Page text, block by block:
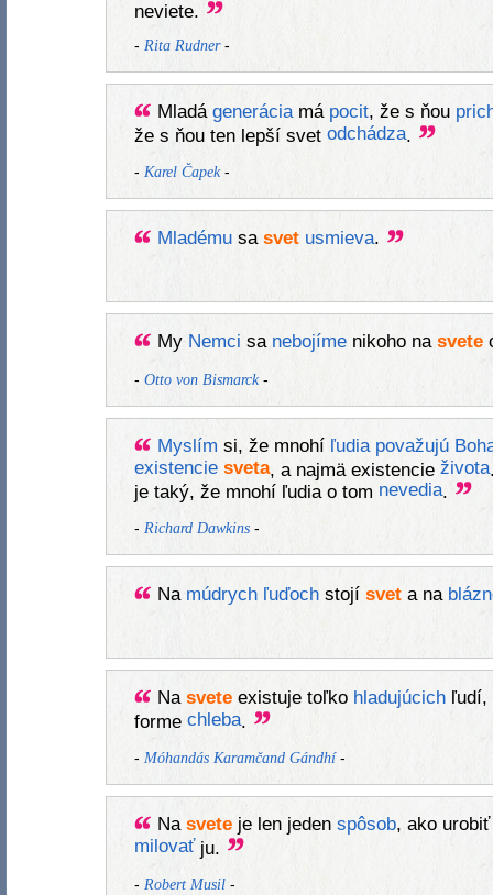
neviete.
- Rita Rudner-
Mladá generáciamá pocit, že s ňou
že s ňou ten lepší svet odchádza.
- Karel Čapek-
Mladémusa svet usmieva.
My Nemci sa nebojímenikoho na svete
- Otto von Bismarck-
Myslím si, že mnohí ľudia považujú
existencie sveta, a najmä existencie života
je taký, že mnohí ľudia o tom nevedia.
- Richard Dawkins-
Na múdrych ľuďochstojí sveta na
Na sveteexistuje toľko hladujúcichľudí,
forme chleba.
- Móhandás Karamčand Gándhí-
Na sveteje len jeden spôsob, ako
milovaťju.
- Robert Musil-